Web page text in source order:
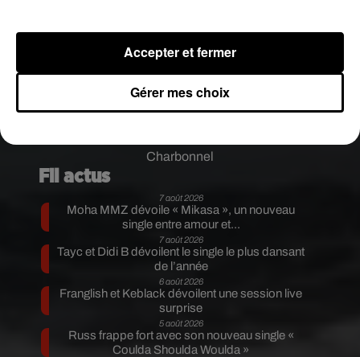
Charbonnel
pic.twitter.com/4FggT3SCxs
— Préfète de la Nouvelle-Aquitaine et de la
Gironde (@PrefAquitaine33)28 octobre 2019
Fil actus
7 août 2026
Moha MMZ dévoile « Mikasa », un nouveau
single entre amour et...
7 août 2026
Tayc et Didi B dévoilent le single le plus dansant
de l’année
6 août 2026
Franglish et Keblack dévoilent une session live
surprise
5 août 2026
Russ frappe fort avec son nouveau single «
Coulda Shoulda Woulda »
Gérer mes choix
Accepter et fermer